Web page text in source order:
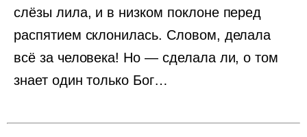
слёзы лила, и в низком поклоне перед
распятием склонилась. Словом, делала
всё за человека! Но — сделала ли, о том
знает один только Бог…